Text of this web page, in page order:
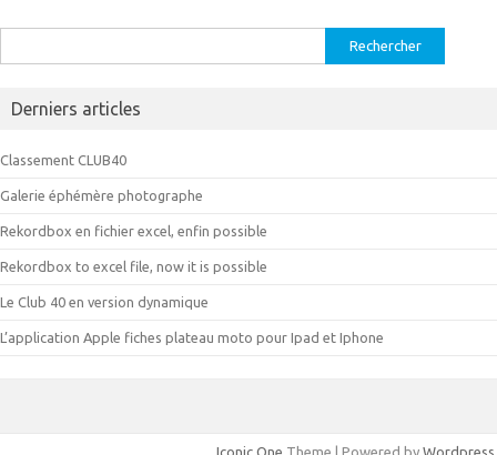
Derniers articles
Classement CLUB40
Galerie éphémère photographe
Rekordbox en fichier excel, enfin possible
Rekordbox to excel file, now it is possible
Le Club 40 en version dynamique
L’application Apple fiches plateau moto pour Ipad et Iphone
Iconic One Theme | Powered by Wordpress